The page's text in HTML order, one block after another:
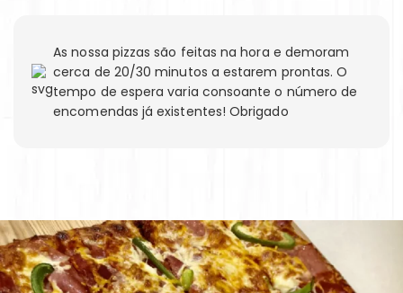
As nossa pizzas são feitas na hora e demoram
cerca de 20/30 minutos a estarem prontas. O
tempo de espera varia consoante o número de
encomendas já existentes! Obrigado